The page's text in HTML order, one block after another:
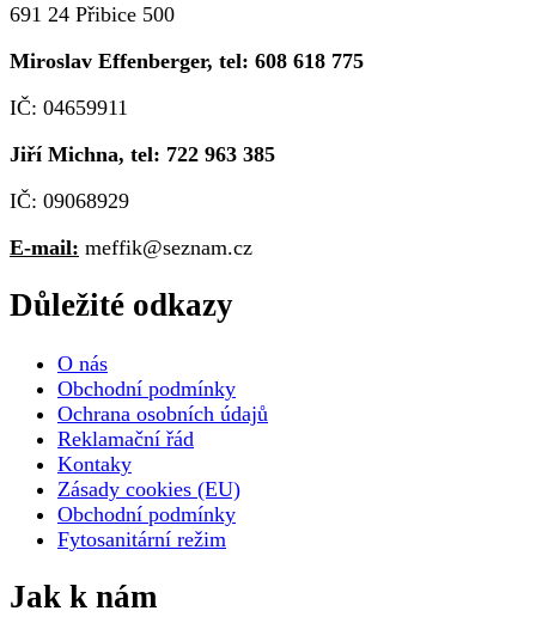
691 24 Přibice 500
Miroslav Effenberger, tel: 608 618 775
IČ: 04659911
Jiří Michna, tel: 722 963 385
IČ: 09068929
E-mail: meffik@seznam.cz
Důležité odkazy
O nás
Obchodní podmínky
Ochrana osobních údajů
Reklamační řád
Kontaky
Zásady cookies (EU)
Obchodní podmínky
Fytosanitární režim
Jak k nám